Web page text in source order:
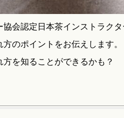
協会認定日本茶インストラク
のポイントをお伝えします。
方を知ることができるかも？